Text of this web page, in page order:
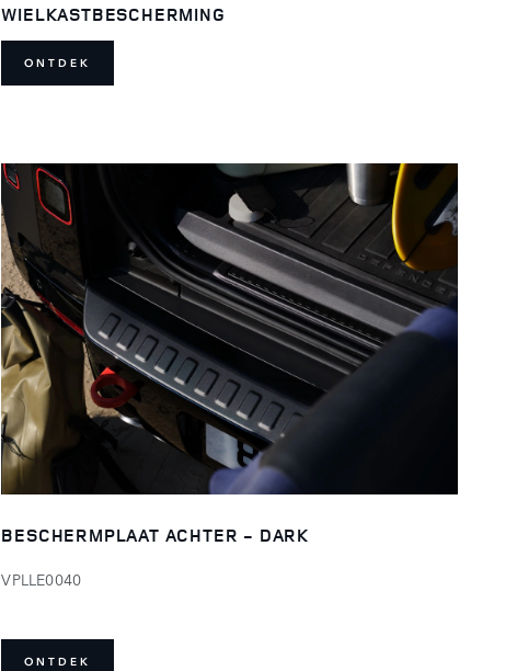
WIELKASTBESCHERMING
ONTDEK
BESCHERMPLAAT ACHTER - DARK
VPLLE0040
ONTDEK